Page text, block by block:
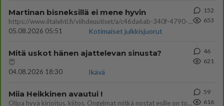
Martinan bisneksillä ei mene hyvin
https://www.iltalehti.fi/viihdeuutiset/a/c46da6ab-340f-4790-aaa7-0865eed2336 Yrityksen konkurssihakemus on tullut kärä
05.08.2026 05:51
Kotimaiset julkkisjuorut
152
653
Mitä uskot hänen ajattelevan sinusta?
😇
04.08.2026 18:30
Ikävä
46
621
Miia Heikkinen avautui !
Olipa hyvä kirjoitus, kiitos. Ongelmat mitkä nostat esille on todellisia ja tämä ylimielisyys totta ja se näkyy kaikessa
59
616